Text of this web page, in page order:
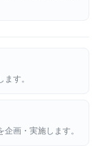
す。
画・実施します。